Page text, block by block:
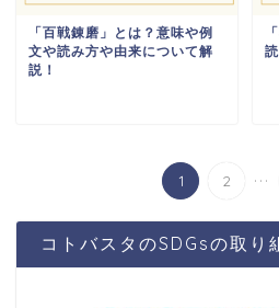
「百戦錬磨」とは？意味や例
文や読み方や由来について解
説！
1 2 ...
コトバスタのSDGsの取り